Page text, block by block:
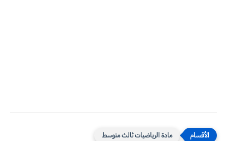
مادة الرياضيات ثالث متوسط